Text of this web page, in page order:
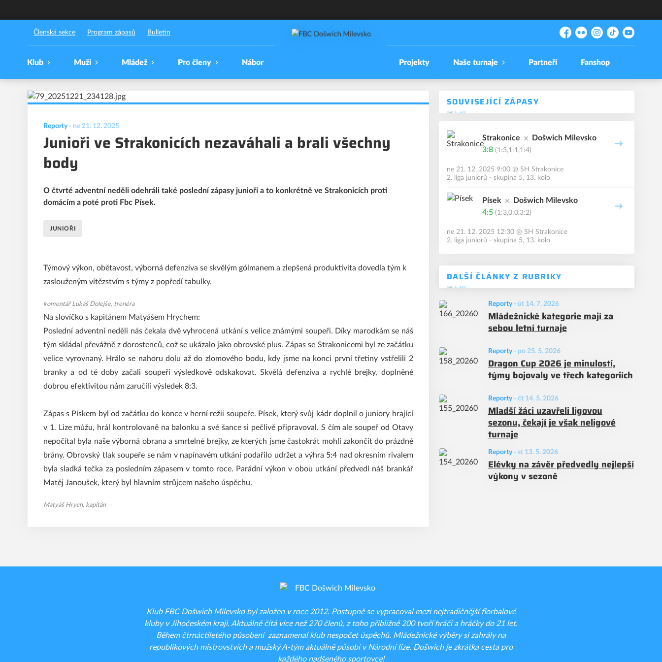
Členská sekce Program zápasů Bulletin
Facebook
Flickr Instagram
TikTokYouTube
Klub Muži Mládež Pro členy Nábor Projekty Naše turnaje Partneři Fanshop
SOUVISEJÍCÍ ZÁPASY
Strakonice
Došwich Milevsko
3:8 (1:3,1:1,1:4)
ne 21. 12. 2025 9:00@ SH Strakonice
2. liga juniorů - skupina 5, 13. kolo
Písek
Došwich Milevsko
4:5 (1:3,0:0,3:2)
ne 21. 12. 2025 12:30@ SH Strakonice
2. liga juniorů - skupina 5, 13. kolo
DALŠÍ ČLÁNKY Z RUBRIKY
Reporty- út 14. 7. 2026
Mládežnické kategorie mají za
sebou letní turnaje
Reporty- po 25. 5. 2026
Dragon Cup 2026 je minulostí,
týmy bojovaly ve třech kategoriích
Reporty- čt 14. 5. 2026
Mladší žáci uzavřeli ligovou
sezonu, čekají je však neligové
turnaje
Reporty- st 13. 5. 2026
Elévky na závěr předvedly nejlepší
výkony v sezoně
Reporty - ne 21. 12. 2025
Junioři ve Strakonicích nezaváhali a brali všechny
body
O čtvrté adventní neděli odehráli také poslední zápasy junioři a to konkrétně ve Strakonicích proti
domácím a poté proti Fbc Písek.
JUNIOŘI
Týmový výkon, obětavost, výborná defenziva se skvělým gólmanem a zlepšená produktivita dovedla tým k
zaslouženým vítězstvím s týmy z popředí tabulky.
komentář Lukáš Dolejše, trenéra
Na slovíčko s kapitánem Matyášem Hrychem:
Poslední adventní neděli nás čekala dvě vyhrocená utkání s velice známými soupeři. Díky marodkám se náš
tým skládal převážně z dorostenců, což se ukázalo jako obrovské plus. Zápas se Strakonicemi byl ze začátku
velice vyrovnaný. Hrálo se nahoru dolu až do zlomového bodu, kdy jsme na konci první třetiny vstřelili 2
branky a od té doby začali soupeři výsledkově odskakovat. Skvělá defenzíva a rychlé brejky, doplněné
dobrou efektivitou nám zaručili výsledek 8:3.
Zápas s Pískem byl od začátku do konce v herní režii soupeře. Písek, který svůj kádr doplnil o juniory hrající
v 1. Lize můžu, hrál kontrolovaně na balonku a své šance si pečlivě připravoval. S čím ale soupeř od Otavy
nepočítal byla naše výborná obrana a smrtelné brejky, ze kterých jsme častokrát mohli zakončit do prázdné
brány. Obrovský tlak soupeře se nám v napínavém utkání podařilo udržet a výhra 5:4 nad okresním rivalem
byla sladká tečka za posledním zápasem v tomto roce. Parádní výkon v obou utkání předvedl náš brankář
Matěj Janoušek, který byl hlavním strůjcem našeho úspěchu.
Matyáš Hrych, kapitán
Klub FBC Došwich Milevsko byl založen v roce 2012. Postupně se vypracoval mezi nejtradičnější florbalové
kluby v Jihočeském kraji. Aktuálně čítá více než 270 členů, z toho přibližně 200 tvoří hráči a hráčky do 21 let.
Během čtrnáctiletého působení zaznamenal klub nespočet úspěchů. Mládežnické výběry si zahrály na
republikových mistrovstvích a mužský A-tým aktuálně působí v Národní lize. Došwich je zkrátka cesta pro
každého nadšeného sportovce!